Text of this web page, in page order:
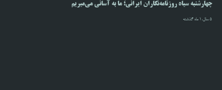
چهارشنبه سیاه روزنامه‌نگاران ایرانی؛ ما به آسانی می‌میریم
5 سال،1 ماه گذشته